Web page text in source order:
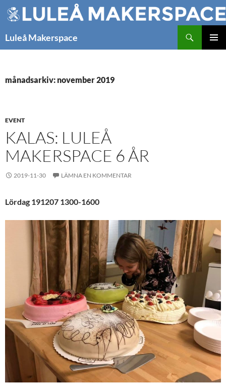
Hoppa
till
Luleå Makerspace
månadsarkiv: november 2019
EVENT
KALAS: LULEÅ
MAKERSPACE 6 ÅR
2019-11-30 LÄMNA EN KOMMENTAR
Lördag 191207 1300-1600